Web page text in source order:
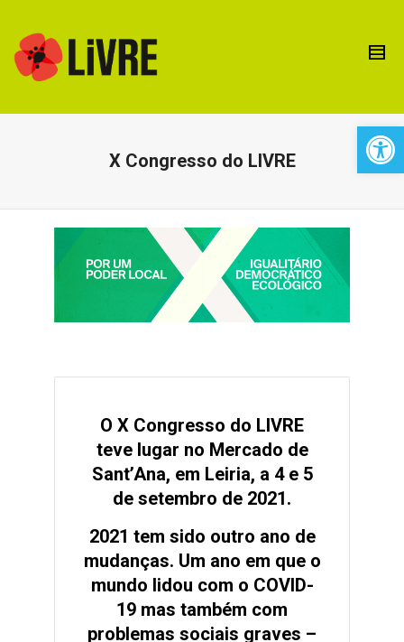
X Congresso do LIVRE
O X Congresso do LIVRE
teve lugar no Mercado de
Sant’Ana, em Leiria, a 4 e 5
de setembro de 2021.
2021 tem sido outro ano de
mudanças. Um ano em que o
mundo lidou com o COVID-
19 mas também com
problemas sociais graves –